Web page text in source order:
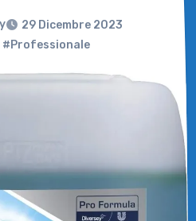
29 Dicembre 2023
#Professionale